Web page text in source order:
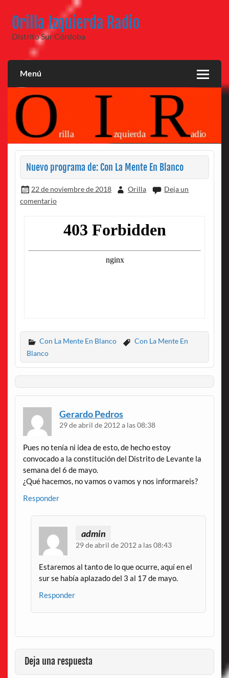
contenido
Orilla Izquierda Radio
Distrito Sur Córdoba
Menú
Nuevo programa de: Con La Mente En Blanco
22 de noviembre de 2018 Orilla
Deja un
comentario
Con La Mente En Blanco
Con La Mente En
Blanco
Gerardo Pedros
29 de abril de 2012 a las 08:38
Pues no tenía ni idea de esto, de hecho estoy
convocado a la constitución del Distrito de Levante la
semana del 6 de mayo.
¿Qué hacemos, no vamos o vamos y nos informareis?
Responder
admin
29 de abril de 2012 a las 08:43
Estaremos al tanto de lo que ocurre, aquí en el
sur se había aplazado del 3 al 17 de mayo.
Responder
Deja una respuesta